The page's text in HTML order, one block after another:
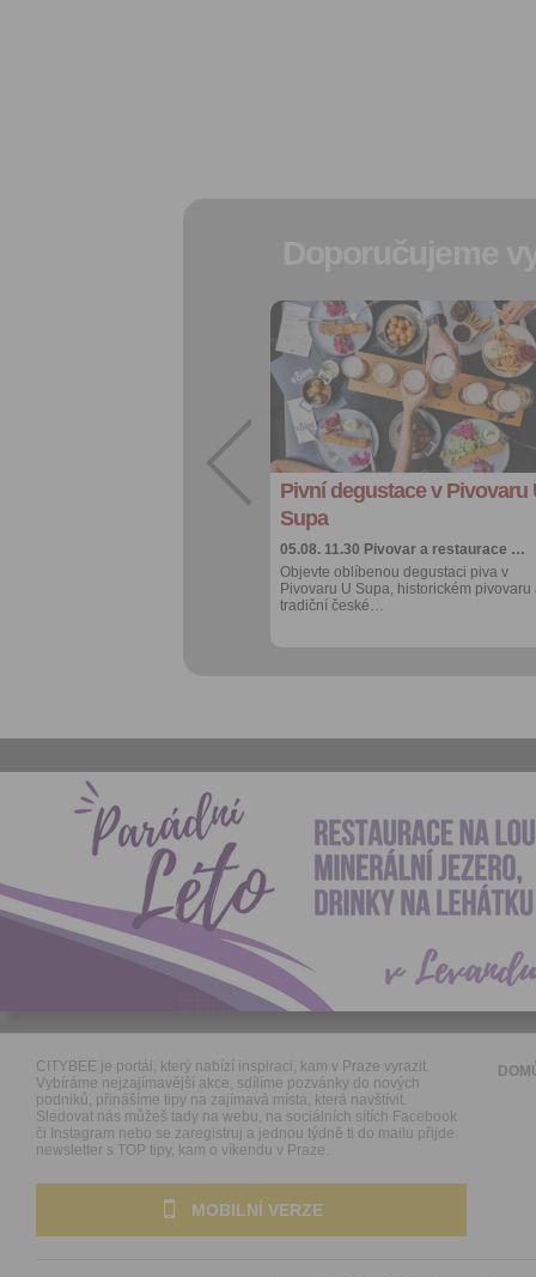
Pivní degustace v Pivovaru
Supa
05.08. 11.30 Pivovar a restaurace …
Objevte oblíbenou degustaci piva v
Pivovaru U Supa, historickém pivovaru
tradiční české…
Přidat do
oblíbených
Sdílet:
Facebook
export do
kalendáře
Více výhod pro
CITYBEE je portál, který nabízí inspiraci, kam v Praze vyrazit.
Vybíráme nejzajímavější akce, sdílíme pozvánky do nových
podniků, přinášíme tipy na zajímavá místa, která navštívit.
Sledovat nás můžeš tady na webu, na sociálních sítích Facebook
či Instagram nebo se zaregistruj a jednou týdně ti do mailu přijde
newsletter s TOP tipy, kam o víkendu v Praze.
MOBILNÍ VERZE